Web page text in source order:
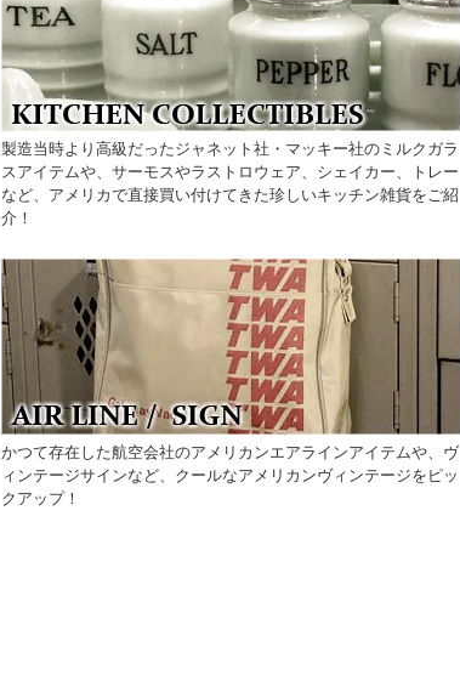
製造当時より高級だったジャネット社・マッキー社のミルクガラ
スアイテムや、サーモスやラストロウェア、シェイカー、トレー
など、アメリカで直接買い付けてきた珍しいキッチン雑貨をご紹
介！
かつて存在した航空会社のアメリカンエアラインアイテムや、ヴ
ィンテージサインなど、クールなアメリカンヴィンテージをピッ
クアップ！